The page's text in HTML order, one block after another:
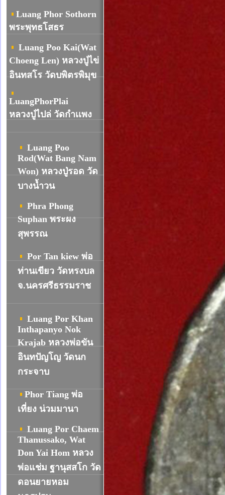
Luang Phor Sothorn
พระพุทธโสธร
Luang Poo Kai(Wat
Choeng Len) หลวงปู่ไข่
อินทสโร วัดบพิตรพิมุข
LuangPhorPlai
หลวงปู่ไปล่ วัดกำเเพง
Luang Poo
Rod(Wat Bang Nam
Won) หลวงปู่รอด วัด
บางน้ำวน
Phra Phong
Suphan พระผง
สุพรรณ
Por Tan kiew พ่อ
ท่านเขียว วัดหรงบล
จ.นครศรีธรรมราช
Luang Por Khan
Inthapanyo Nok
Krajab หลวงพ่อขัน
อินทปัญโญ วัดนก
กระจาบ
Phor Tiang พ่อ
เที่ยง น่วมมานา
Luang Por Chaem
Thanussako, Wat
Don Yai Hom หลวง
พ่อแช่ม ฐานุสสโก วัด
ดอนยายหอม